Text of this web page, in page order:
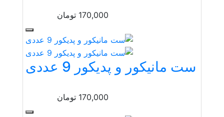
170,000 تومان
ست مانیکور و پدیکور 9 عددی
170,000 تومان